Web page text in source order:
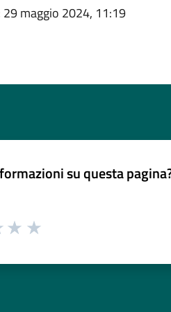
29 maggio 2024, 11:19
su questa